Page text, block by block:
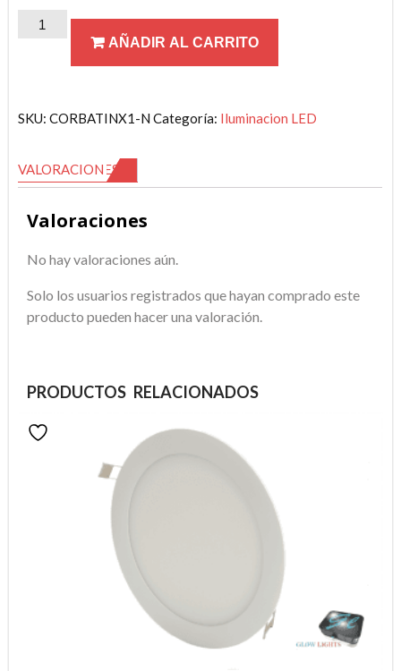
APLIQUE
CORBATINX1
3000K
cantidad
AÑADIR AL CARRITO
SKU:CORBATINX1-N Categoría: Iluminacion LED
VALORACIONES (0)
Valoraciones
No hay valoraciones aún.
Solo los usuarios registrados que hayan comprado este
producto pueden hacer una valoración.
PRODUCTOS RELACIONADOS